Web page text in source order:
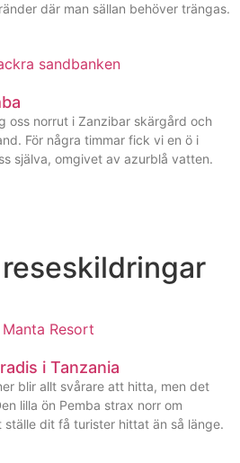
där man sällan behöver trängas.
oss norrut i Zanzibar skärgård och
För några timmar fick vi en ö i
själva, omgivet av azurblå vatten.
i Tanzania
blir allt svårare att hitta, men det
lilla ön Pemba strax norr om
dit få turister hittat än så länge.